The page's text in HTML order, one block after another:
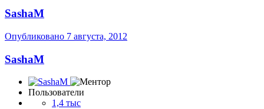
SashaM
Опубликовано 7 августа, 2012
SashaM
Пользователи
1,4 тыс